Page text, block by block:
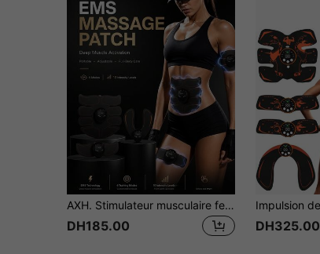
AXH. Stimulateur musculaire fessier EMS, équipement d'entraînement pour le levage de poids des fesses, de l'abdomen, des bras et des jambes, appareil de massage corporel
DH185.00 DH325.00